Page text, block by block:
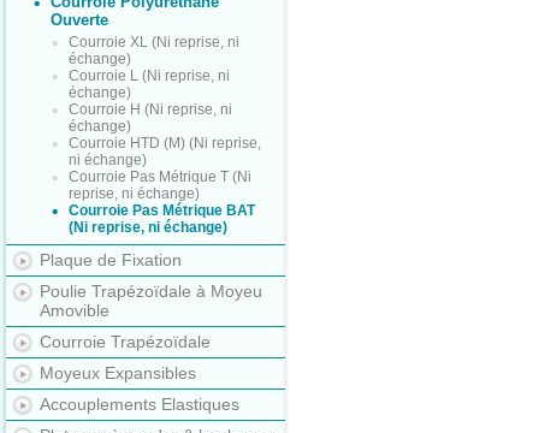
Ouverte
Courroie XL (Ni reprise, ni
échange)
Courroie L (Ni reprise, ni
échange)
Courroie H (Ni reprise, ni
échange)
Courroie HTD (M) (Ni reprise,
ni échange)
Courroie Pas Métrique T (Ni
reprise, ni échange)
Courroie Pas Métrique BAT
(Ni reprise, ni échange)
Plaque de Fixation
Poulie Trapézoïdale à Moyeu
Amovible
Courroie Trapézoïdale
Moyeux Expansibles
Accouplements Elastiques